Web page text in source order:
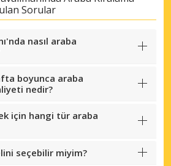
Sorular
nasıl araba
boyunca araba
nedir?
için hangi tür araba
seçebilir miyim?